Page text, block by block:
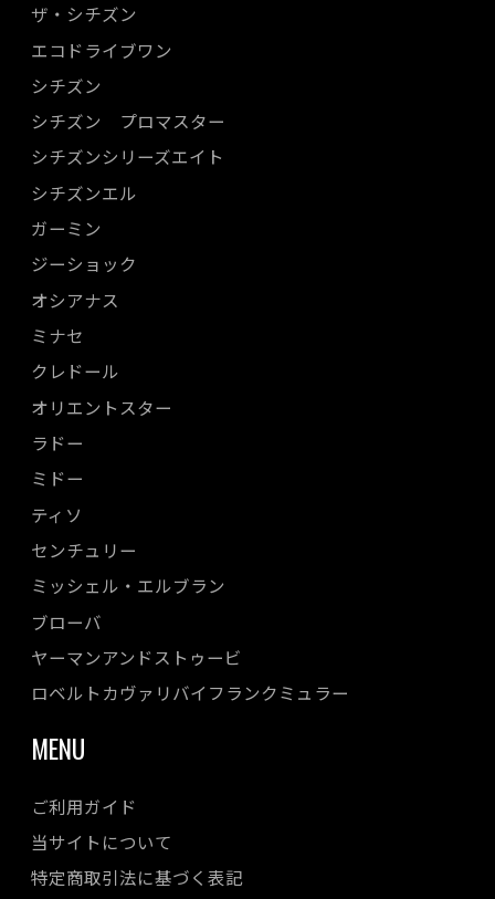
ザ・シチズン
エコドライブワン
シチズン
シチズン プロマスター
シチズンシリーズエイト
シチズンエル
ガーミン
ジーショック
オシアナス
ミナセ
クレドール
オリエントスター
ラドー
ミドー
ティソ
センチュリー
ミッシェル・エルブラン
ブローバ
ヤーマンアンドストゥービ
ロベルトカヴァリバイフランクミュラー
MENU
ご利用ガイド
当サイトについて
特定商取引法に基づく表記